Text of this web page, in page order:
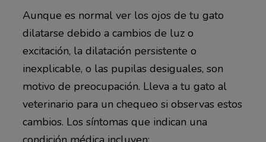
Aunque es normal ver los ojos de tu gato
dilatarse debido a cambios de luz o
excitación, la dilatación persistente o
inexplicable, o las pupilas desiguales, son
motivo de preocupación. Lleva a tu gato al
veterinario para un chequeo si observas estos
cambios. Los síntomas que indican una